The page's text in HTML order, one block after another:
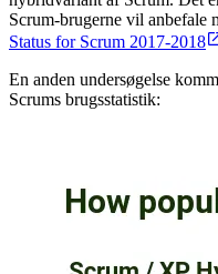
Scrum-brugerne vil anbefale
Status for Scrum 2017-2018
En anden undersøgelse
Scrums brugsstatistik: